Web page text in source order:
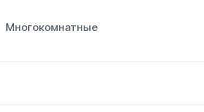
Многокомнатные